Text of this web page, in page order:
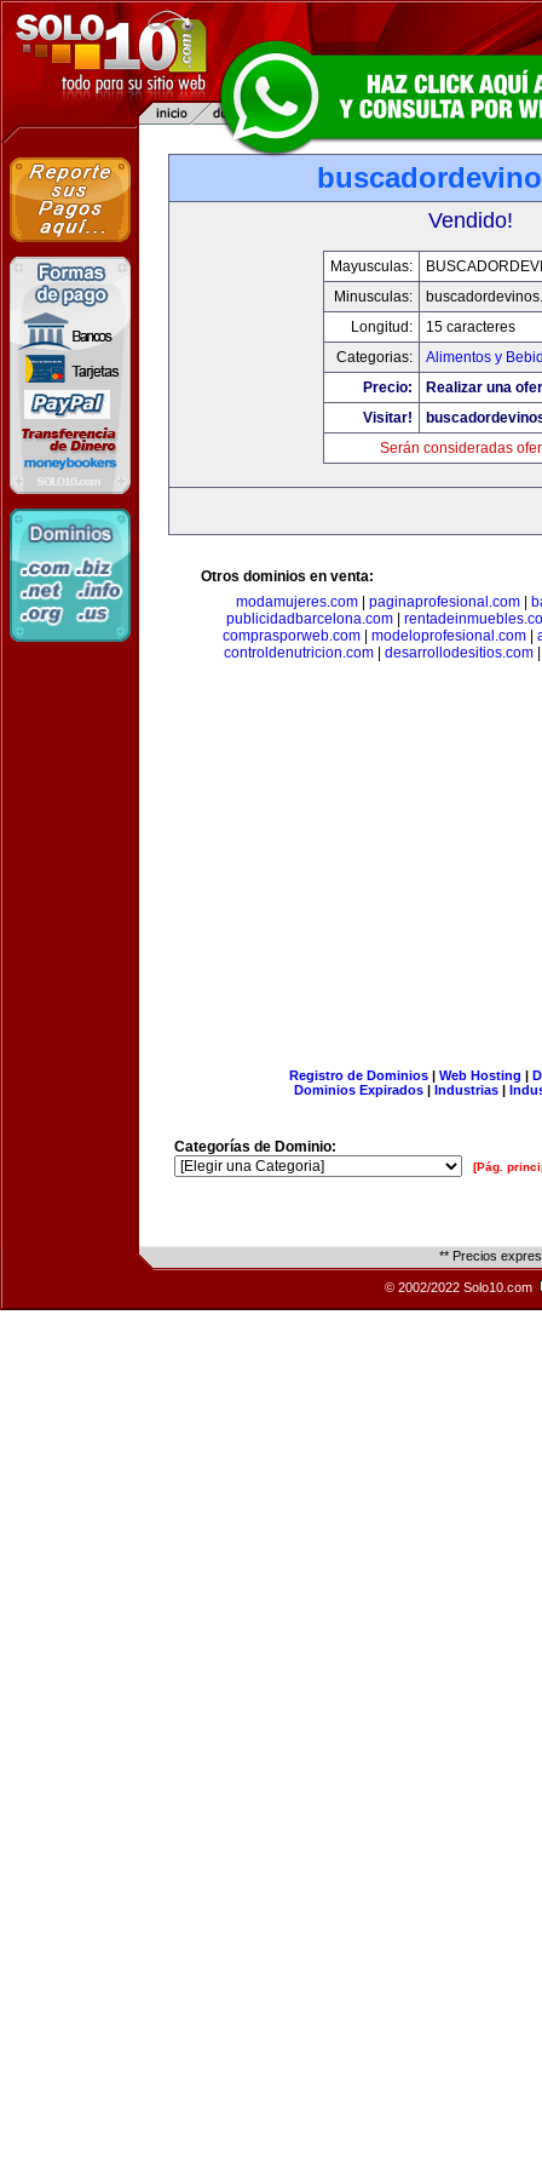
Vendido!
Mayusculas:
Minusculas:
Longitud:
15 caracteres
Categorias:
Alimentos y
Precio:
Realizar una
Visitar!
Serán consideradas
Otros dominios en venta:
modamujeres.com
paginaprofesional.com
publicidadbarcelona.com
comprasporweb.com| modeloprofesional.com|
controldenutricion.com
desarrollodesitios.com
Registro de Dominios| Web Hosting |
Dominios Expirados | Industrias |
Categorías de Dominio:
[Pág.
** Precios
© 2002/2022 Solo10.com